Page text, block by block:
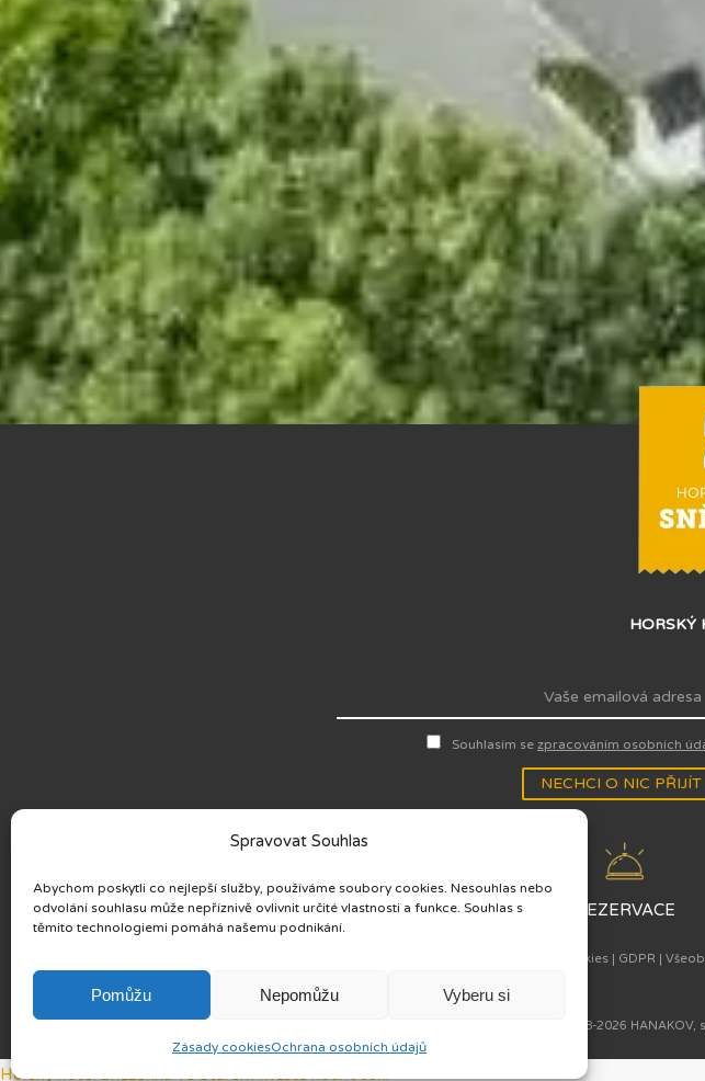
Spravovat Souhlas
Abychom poskytli co nejlepší služby, používáme soubory cookies. Nesouhlas nebo
odvolání souhlasu může nepříznivě ovlivnit určité vlastnosti a funkce. Souhlas s
těmito technologiemi pomáhá našemu podnikání.
Pomůžu Nepomůžu Vyberu si
Zásady cookiesOchrana osobních údajů
HORSKÝ
Souhlasím se zpracováním osobních
NECHCI O NIC PŘIJÍT
SLEDUJTE NÁS ODEBÍREJTE NOVINKY REZERVACE
Použití cookies| GDPR |
© 2018-2026 HANAKOV,
AKČNÍ POBYTY
Horský hotel Sněženka ve Starém Městě hodnocení